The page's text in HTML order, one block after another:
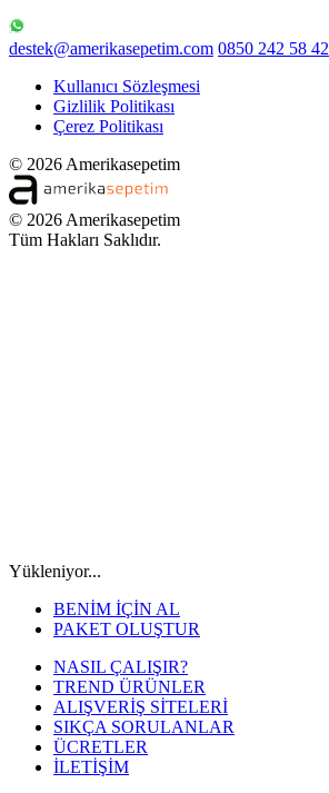
destek@amerikasepetim.com 0850 242 58 42
Kullanıcı Sözleşmesi
Gizlilik Politikası
Çerez Politikası
© 2026 Amerikasepetim
© 2026 Amerikasepetim
Tüm Hakları Saklıdır.
Yükleniyor...
BENİM İÇİN AL
PAKET OLUŞTUR
NASIL ÇALIŞIR?
TREND ÜRÜNLER
ALIŞVERİŞ SİTELERİ
SIKÇA SORULANLAR
ÜCRETLER
İLETİŞİM